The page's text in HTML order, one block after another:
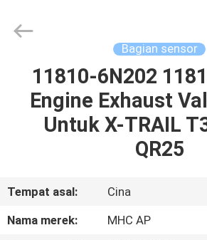
RUMAH
PRODUK
KAMI
Parts
Limited.
Bagian sensor
11810-6N202
Engine Exhaust
Untuk X-TRAIL
QR25
Tempat asal:
Cina
Nama merek:
MHC AP